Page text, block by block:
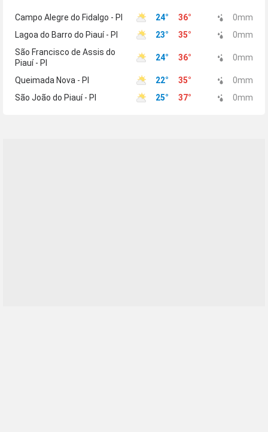
Campo Alegre do Fidalgo - PI 24° 36° 0mm
Lagoa do Barro do Piauí - PI
23° 35° 0mm
São Francisco de Assis do
Piauí - PI
24° 36° 0mm
Queimada Nova - PI 22° 35° 0mm
São João do Piauí - PI
25° 37° 0mm